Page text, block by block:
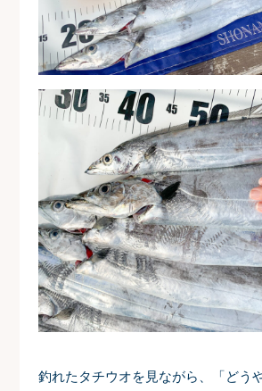
釣れたタチウオを見ながら、「どう